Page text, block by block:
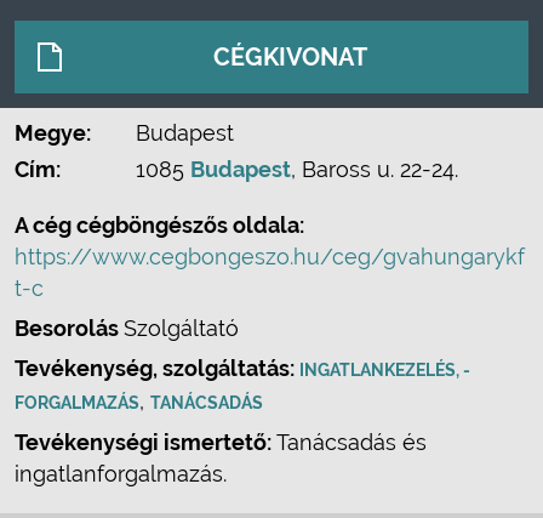
CÉGKIVONAT
Megye:
Budapest
Cím:
1085 Budapest, Baross u. 22-24.
A cég cégböngészős oldala:
https://www.cegbongeszo.hu/ceg/gvahungarykf
t-c
BesorolásSzolgáltató
Tevékenység, szolgáltatás:
INGATLANKEZELÉS, -
FORGALMAZÁS, TANÁCSADÁS
Tevékenységi ismertető:Tanácsadás és
ingatlanforgalmazás.